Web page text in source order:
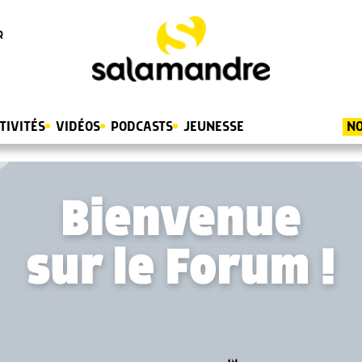
VIDÉOS PODCASTS JEUNESSE